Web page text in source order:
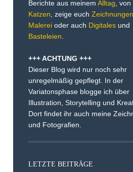
Berichte aus meinem Alltag , von
Katzen , zeige euch Zeichnungen
Malerei oder auch Digitales und
Basteleien
+++ ACHTUNG +++
Dieser Blog wird nur noch sehr
unregelmäßig gepflegt. In der
Variatonsphase blogge ich über
Illustration, Storytelling und
Dort findet ihr auch meine
und Fotografien.
LETZTE BEITRÄGE